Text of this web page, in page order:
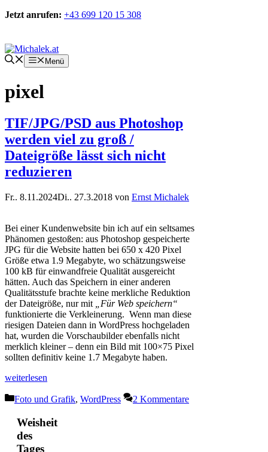
Zum
Jetzt anrufen: +43 699 120 15 308
Menü
pixel
TIF/JPG/PSD aus Photoshop
werden viel zu groß /
Dateigröße lässt sich nicht
reduzieren
Fr.. 8.11.2024Di.. 27.3.2018 von Ernst Michalek
Bei einer Kundenwebsite bin ich auf ein seltsames
Phänomen gestoßen: aus Photoshop gespeicherte
JPG für die Website hatten bei 650 x 420 Pixel
Größe etwa 1.9 Megabyte, wo schätzungsweise
100 kB für einwandfreie Qualität ausgereicht
hätten. Auch das Speichern in einer anderen
Qualitätsstufe brachte keine merkliche Reduktion
der Dateigröße, nur mit
„Für Web speichern“
funktionierte die Verkleinerung. Wenn man diese
riesigen Dateien dann in WordPress hochgeladen
hat, wurden die Vorschaubilder ebenfalls nicht
merklich kleiner – denn ein Bild mit 100×75 Pixel
sollten definitiv keine 1.7 Megabyte haben.
weiterlesen
Kategorien
Foto und Grafik, WordPress 2 Kommentare
Weisheit
des
Tages